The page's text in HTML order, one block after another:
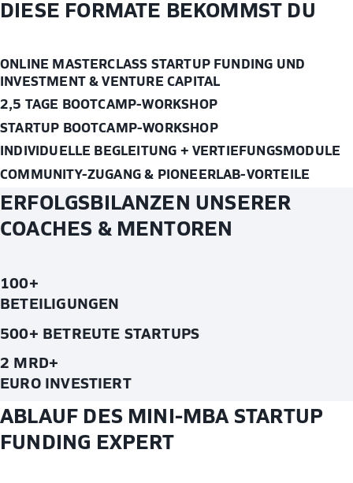
DIESE FORMATE BEKOMMST DU
ONLINE MASTERCLASS STARTUP FUNDING UND
INVESTMENT & VENTURE CAPITAL
2,5 TAGE BOOTCAMP-WORKSHOP
STARTUP BOOTCAMP-WORKSHOP
INDIVIDUELLE BEGLEITUNG + VERTIEFUNGSMODULE
COMMUNITY-ZUGANG & PIONEERLAB-VORTEILE
ERFOLGSBILANZEN UNSERER
COACHES & MENTOREN
100+
BETEILIGUNGEN
500+ BETREUTE STARTUPS
2 MRD+
EURO INVESTIERT
ABLAUF DES MINI-MBA STARTUP
FUNDING EXPERT